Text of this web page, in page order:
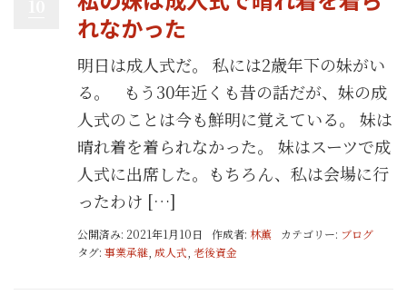
れなかった
明日は成人式だ。 私には2歳年下の妹がい
る。 もう30年近くも昔の話だが、妹の成
人式のことは今も鮮明に覚えている。 妹は
晴れ着を着られなかった。 妹はスーツで成
人式に出席した。もちろん、私は会場に行
ったわけ […]
公開済み: 2021年1月10日 作成者: 林薫 カテゴリー: ブログ
タグ: 事業承継 成人式 老後資金